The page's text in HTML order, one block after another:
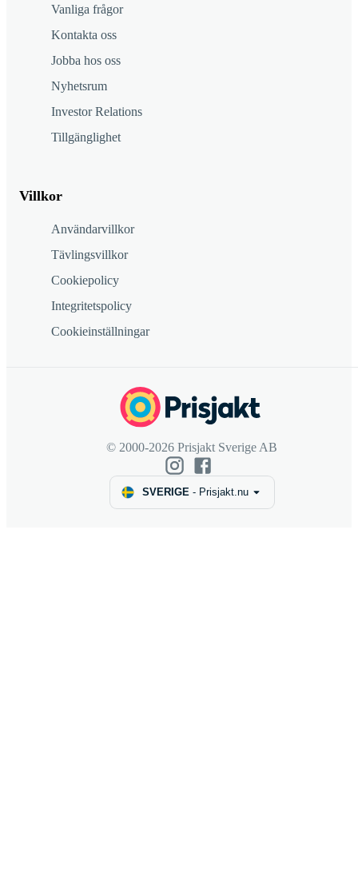
Vanliga frågor
Kontakta oss
Jobba hos oss
Nyhetsrum
Investor Relations
Tillgänglighet
Villkor
Användarvillkor
Tävlingsvillkor
Cookiepolicy
Integritetspolicy
Cookieinställningar
© 2000-2026 Prisjakt Sverige AB
SVERIGE- Prisjakt.nu